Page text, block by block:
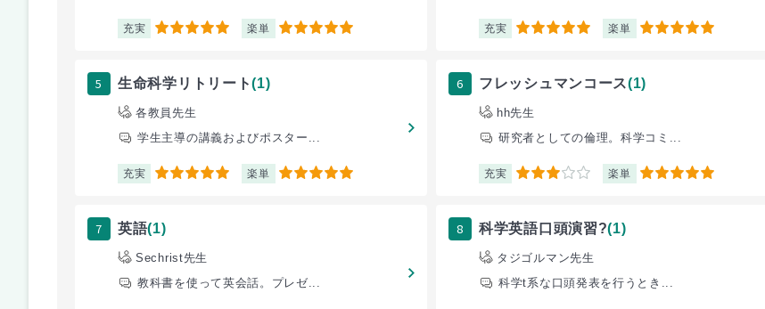
充実 5 楽単 5 充実 5 楽単 5
5 生命科学リトリート(1)
各教員先生
学生主導の講義およびポスター...
充実 5 楽単 5
6 フレッシュマンコース(1)
hh先生
研究者としての倫理。科学コミ...
充実 3 楽単 5
7 英語(1)
Sechrist先生
教科書を使って英会話。プレゼ...
8 科学英語口頭演習?(1)
タジゴルマン先生
科学t系な口頭発表を行うとき...